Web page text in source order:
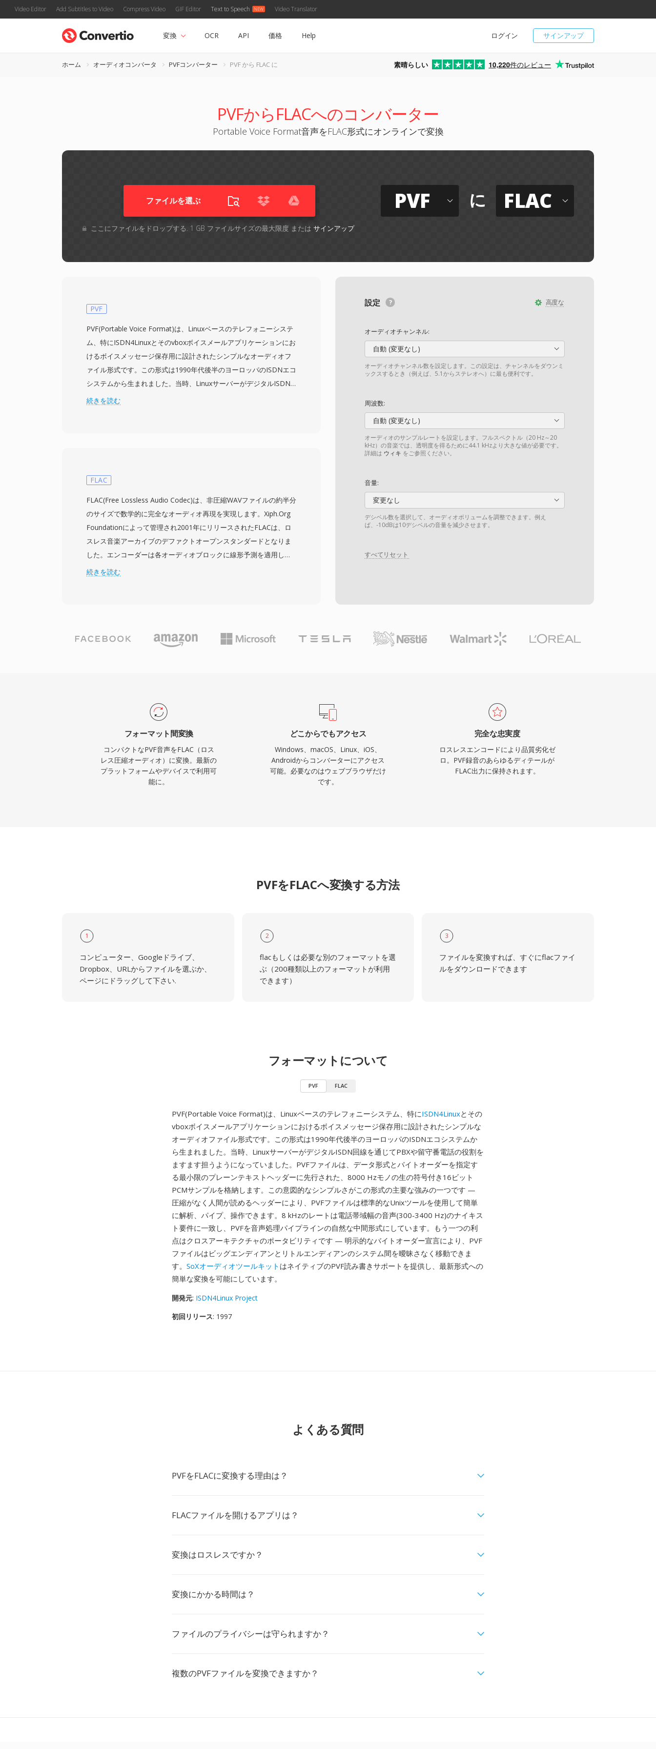
Video Editor Add Subtitles to Video Compress Video GIF Editor Text to Speech Video Translator
サインアップ
ログイン
変換 OCR API 価格 Help
ホーム オーディオコンバータ PVFコンバーター PVF から FLAC に 素晴らしい 10,220件のレビュー
PVFからFLACへのコンバーター
Portable Voice Format音声をFLAC形式にオンラインで変換
ファイルを選ぶ
ここにファイルをドロップする. 1 GB ファイルサイズの最大限度 または サインアップ
PVF に FLAC
高度な
設定
オーディオチャンネル:
自動 (変更なし)
オーディオチャンネル数を設定します。この設定は、チャンネルをダウンミ
ックスするとき（例えば、5.1からステレオへ）に最も便利です。
周波数:
自動 (変更なし)
オーディオのサンプルレートを設定します。フルスペクトル（20 Hz～20
kHz）の音楽では、透明度を得るために44.1 kHzより大きな値が必要です。
詳細は ウィキ をご参照ください。
音量:
変更なし
デシベル数を選択して、オーディオボリュームを調整できます。例え
ば、-10dBは10デシベルの音量を減少させます。
すべてリセット
PVF
PVF(Portable Voice Format)は、Linuxベースのテレフォニーシステ
ム、特にISDN4Linuxとそのvboxボイスメールアプリケーションにお
けるボイスメッセージ保存用に設計されたシンプルなオーディオフ
ァイル形式です。この形式は1990年代後半のヨーロッパのISDNエコ
システムから生まれました。当時、LinuxサーバーがデジタルISDN
回線を通じてPBXや留守番電話の役割をますます担うようになって
して簡単に解析、パイプ、操作できます。8 kHzのレートは電話帯域
パイプラインの自然な中間形式にしています。もう一つの利点はク
ロスアーキテクチャのポータビリティです — 明示的なバイトオーダ
ー宣言により、PVFファイルはビッグエンディアンとリトルエンデ
ィアンのシステム間を曖昧さなく移動できます。SoXオーディオツ
ールキットはネイティブのPVF読み書きサポートを提供し、最新形
式への簡単な変換を可能にしています。
続きを読む
FLAC
FLAC(Free Lossless Audio Codec)は、非圧縮WAVファイルの約半分
のサイズで数学的に完全なオーディオ再現を実現します。Xiph.Org
Foundationによって管理され2001年にリリースされたFLACは、ロ
スレス音楽アーカイブのデファクトオープンスタンダードとなりま
した。エンコーダーは各オーディオブロックに線形予測を適用して
モデル化し、その後、予測誤差の統計分布を利用したRiceパーティ
オ、Blu-rayプレーヤー、事実上すべてのデスクトップメディアアプ
リケーションがFLACをネイティブにデコードします。Tidalや
に、デコード時に元の信号を完全にビット単位で復元できます。第
二に、Vorbisコメントとアルバムアートによる組み込みメタデータ
がサイドカーファイルなしでライブラリを整理します。第三に、オ
ープンソースライセンスにより特許やロイヤリティが不要で、開発
者やハードウェアベンダーの法的障壁を取り除きます。
続きを読む
フォーマット間変換
コンパクトなPVF音声をFLAC（ロス
レス圧縮オーディオ）に変換。最新の
プラットフォームやデバイスで利用可
能に。
どこからでもアクセス
Windows、macOS、Linux、iOS、
Androidからコンバーターにアクセス
可能。必要なのはウェブブラウザだけ
です。
完全な忠実度
ロスレスエンコードにより品質劣化ゼ
ロ。PVF録音のあらゆるディテールが
FLAC出力に保持されます。
PVFをFLACへ変換する方法
1
コンピューター、Googleドライブ、
Dropbox、URLからファイルを選ぶか、
ページにドラッグして下さい.
2
flacもしくは必要な別のフォーマットを選
ぶ（200種類以上のフォーマットが利用
できます）
3
ファイルを変換すれば、すぐにflacファイ
ルをダウンロードできます
フォーマットについて
PVF FLAC
PVF(Portable Voice Format)は、Linuxベースのテレフォニーシステム、特にISDN4Linuxとその
vboxボイスメールアプリケーションにおけるボイスメッセージ保存用に設計されたシンプルな
オーディオファイル形式です。この形式は1990年代後半のヨーロッパのISDNエコシステムか
ら生まれました。当時、LinuxサーバーがデジタルISDN回線を通じてPBXや留守番電話の役割を
ますます担うようになっていました。PVFファイルは、データ形式とバイトオーダーを指定す
る最小限のプレーンテキストヘッダーに先行された、8000 Hzモノの生の符号付き16ビット
PCMサンプルを格納します。この意図的なシンプルさがこの形式の主要な強みの一つです —
圧縮がなく人間が読めるヘッダーにより、PVFファイルは標準的なUnixツールを使用して簡単
に解析、パイプ、操作できます。8 kHzのレートは電話帯域幅の音声(300-3400 Hz)のナイキス
ト要件に一致し、PVFを音声処理パイプラインの自然な中間形式にしています。もう一つの利
点はクロスアーキテクチャのポータビリティです — 明示的なバイトオーダー宣言により、PVF
ファイルはビッグエンディアンとリトルエンディアンのシステム間を曖昧さなく移動できま
す。 SoXオーディオツールキット はネイティブのPVF読み書きサポートを提供し、最新形式への
簡単な変換を可能にしています。
開発元: ISDN4Linux Project
初回リリース: 1997
よくある質問
PVFをFLACに変換する理由は？
FLACファイルを開けるアプリは？
変換はロスレスですか？
変換にかかる時間は？
ファイルのプライバシーは守られますか？
複数のPVFファイルを変換できますか？